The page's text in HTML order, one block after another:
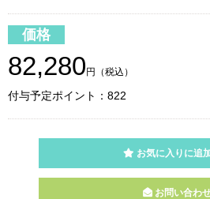
価格
82,280 円（税込）
付与予定ポイント：822
お気に入りに追
お問い合わ